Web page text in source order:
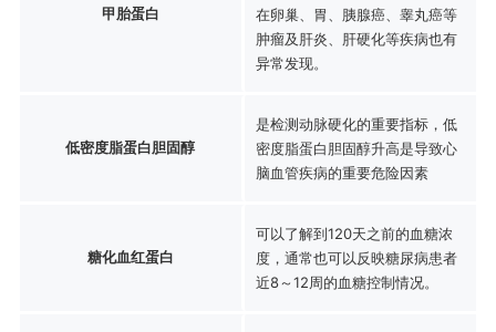
甲胎蛋白
在卵巢、胃、胰腺癌、睾丸癌等
肿瘤及肝炎、肝硬化等疾病也有
异常发现。
低密度脂蛋白胆固醇
是检测动脉硬化的重要指标，低
密度脂蛋白胆固醇升高是导致心
脑血管疾病的重要危险因素
糖化血红蛋白
可以了解到120天之前的血糖浓
度，通常也可以反映糖尿病患者
近8～12周的血糖控制情况。